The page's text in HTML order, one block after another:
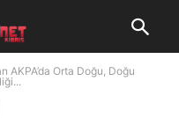
AKPA’da Orta Doğu, Doğu